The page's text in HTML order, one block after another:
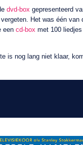
dvd-box gepresenteerd
Het was één van
een cd-box met 100
is nog lang niet klaar,